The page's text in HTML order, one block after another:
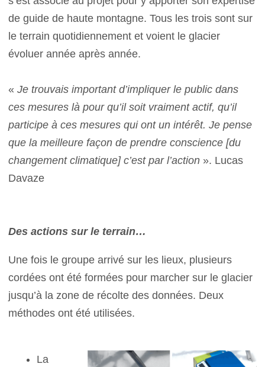
de guide de haute montagne. Tous les trois sont sur
le terrain quotidiennement et voient le glacier
évoluer année après année.
«Je trouvais important d’impliquer le public dans
ces mesures là pour qu’il soit vraiment actif, qu’il
participe à ces mesures qui ont un intérêt. Je pense
que la meilleure façon de prendre conscience [du
changement climatique] c’est par l’action ». Lucas
Davaze
Des actions sur le terrain…
Une fois le groupe arrivé sur les lieux, plusieurs
cordées ont été formées pour marcher sur le glacier
jusqu’à la zone de récolte des données. Deux
méthodes ont été utilisées.
La